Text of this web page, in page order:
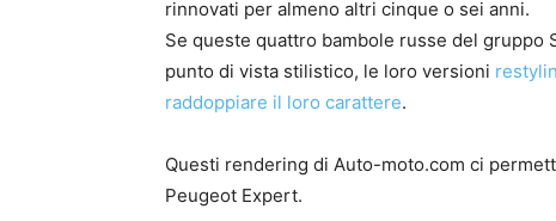
rinnovati per almeno altri cinque o sei anni.
Se queste quattro bambole russe del
punto di vista stilistico, le loro versioni
raddoppiare il loro carattere.
Questi rendering di Auto-moto.com ci
Peugeot Expert.